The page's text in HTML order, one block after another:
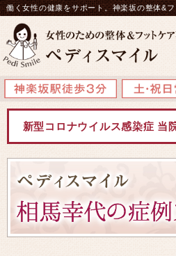
働く女性の健康をサポート。神楽坂の整体&
新型コロナウイルス感染症 当